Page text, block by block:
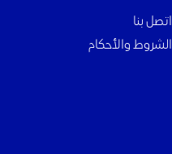
اتصل بنا
الشروط والأحكام